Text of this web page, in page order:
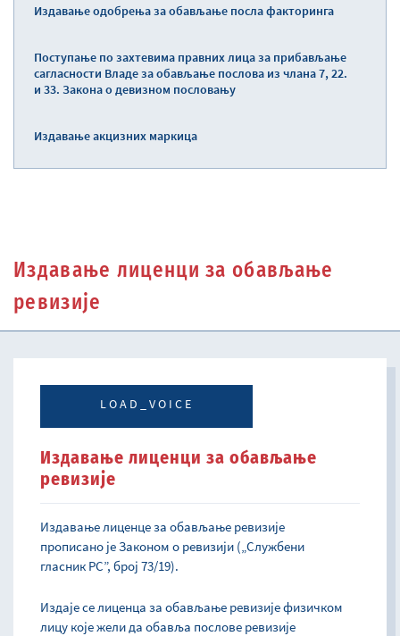
Издавање одобрења за обављање посла факторинга
Поступање по захтевима правних лица за прибављање
сагласности Владе за обављање послова из члана 7, 22.
и 33. Закона о девизном пословању
Издавање акцизних маркица
Издавање лиценци за обављање
ревизије
LOAD_VOICE
Издавање лиценци за обављање
ревизије
Издавање лиценце за обављање ревизије
прописано је Законом о ревизији („Службени
гласник РС”, брoj 73/19).
Издаје се лиценца за обављање ревизије физичком
лицу које жели да обавља послове ревизије